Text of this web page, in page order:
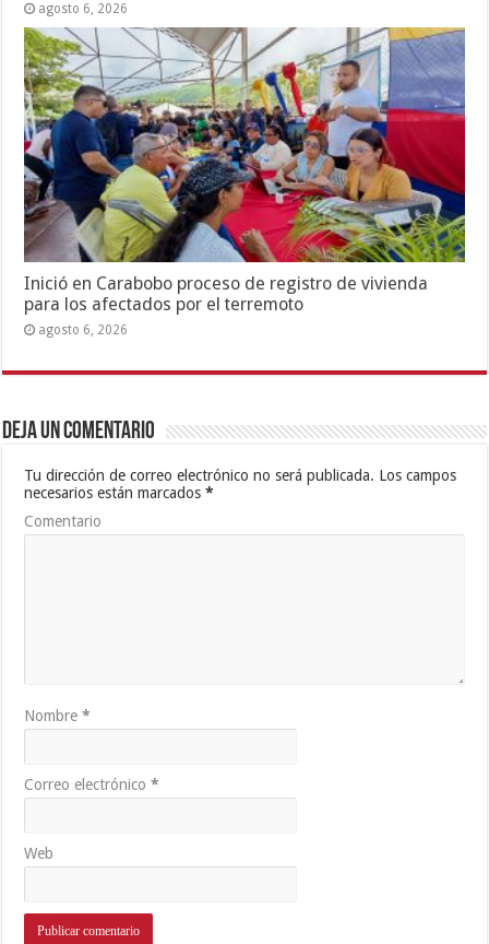
agosto 6, 2026
Inició en Carabobo proceso de registro de vivienda
para los afectados por el terremoto
agosto 6, 2026
Deja un comentario
Tu dirección de correo electrónico no será publicada. Los campos
necesarios están marcados*
Comentario
Nombre*
Correo electrónico*
Web